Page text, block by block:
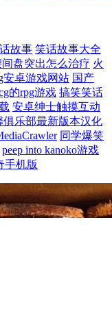
故事 笑话故事大全
盘突出怎么治疗 火
安卓游戏网站 国产
的rpg游戏 搞笑笑话
安卓绅士触摸互动
俱乐部最新版本汉化
同学爆笑
peep into kanoko游戏
手机版